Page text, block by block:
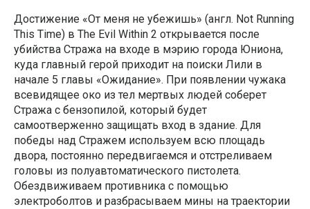
Достижение «От меня не убежишь» (англ. Not Running
This Time) в The Evil Within 2 открывается после
убийства Стража на входе в мэрию города Юниона,
куда главный герой приходит на поиски Лили в
начале 5 главы «Ожидание». При появлении чужака
всевидящее око из тел мертвых людей соберет
Стража с бензопилой, который будет
самоотверженно защищать вход в здание. Для
победы над Стражем используем всю площадь
двора, постоянно передвигаемся и отстреливаем
головы из полуавтоматического пистолета.
Обездвиживаем противника с помощью
электроболтов и разбрасываем мины на траектории